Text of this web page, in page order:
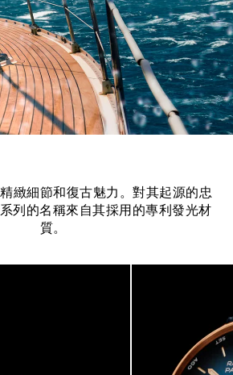
緻細節和復古魅力。對其起源的忠
列的名稱來自其採用的專利發光材
質。